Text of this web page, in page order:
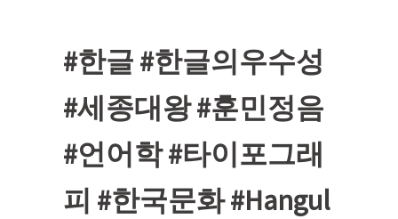
#한글 #한글의우수성
#세종대왕 #훈민정음
#언어학 #타이포그래
피 #한국문화 #Hangul